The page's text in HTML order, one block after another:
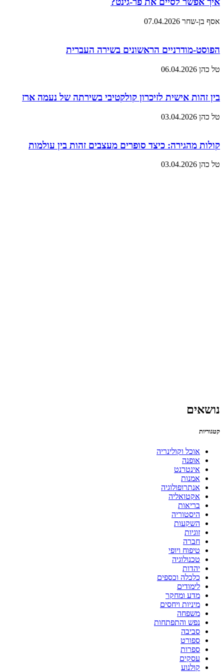
אסף בן-שחר 07.04.2026
הפוסט-מודרניים הראשונים בשירה העברית
טל כהן 06.04.2026
בין זהות אישית לזיכרון קולקטיבי בשירתה של נעמה ארז
טל כהן 03.04.2026
קולות מהגירה: כיצד סופרים מעצבים זהות בין עולמות
טל כהן 03.04.2026
נושאים
קטגוריות
אוכל וקולינריה
אופנה
אינטרנט
אמנות
אנתרופולוגיה
אקטואליה
בריאות
היסטוריה
השקעות
זוגיות
חברה
טיפוח ויופי
טכנולוגיה
יהדות
כלכלה וכספים
לימודים
מדע ומחקר
מיניות ויחסים
משפחה
נפש והתפתחות
סביבה
ספורט
ספרות
עסקים
קולנוע